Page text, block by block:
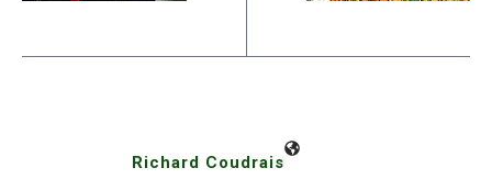
Richard Coudrais